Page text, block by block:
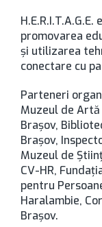
promovarea
și utilizarea
conectare cu
Parteneri
Muzeul de Artă
Brașov,
Brașov,
Muzeul de
CV-HR,
pentru
Haralambie,
Brașov.